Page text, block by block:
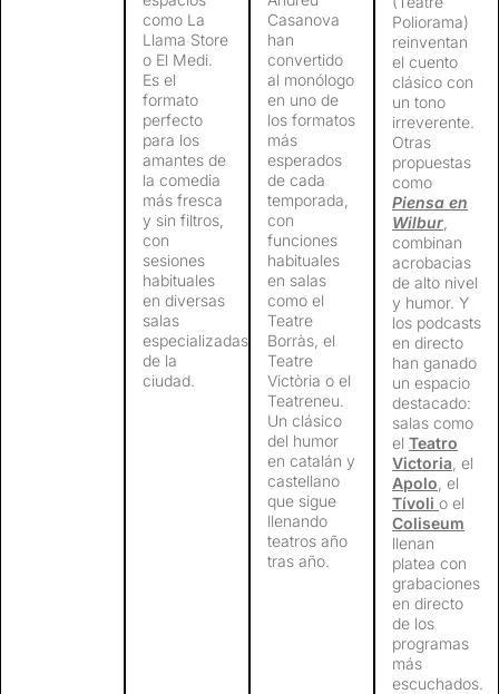
como La
Llama Store
o El Medi.
Es el
formato
perfecto
para los
amantes de
la comedia
más fresca
y sin filtros,
con
sesiones
habituales
en diversas
salas
especializadas
de la
ciudad.
Casanova
han
convertido
al monólogo
en uno de
los formatos
más
esperados
de cada
temporada,
con
funciones
habituales
en salas
como el
Teatre
Borràs, el
Teatre
Victòria o el
Teatreneu.
Un clásico
del humor
en catalán y
castellano
que sigue
llenando
teatros año
tras año.
Poliorama)
reinventan
el cuento
clásico con
un tono
irreverente.
Otras
propuestas
como
Piensa en
Wilbur
combinan
acrobacias
de alto nivel
y humor. Y
los podcasts
en directo
han ganado
un espacio
destacado:
salas como
el Teatro
Victoria , el
Apolo , el
Tívoli o el
Coliseum
llenan
platea con
grabaciones
en directo
de los
programas
más
escuchados.